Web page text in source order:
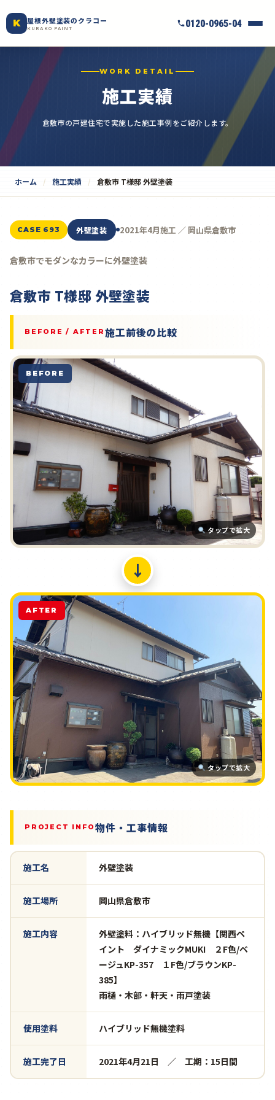
K 屋根外壁塗装のクラコー
KURAKO PAINT 0120-0965-04
WORK DETAIL
施工実績
倉敷市の戸建住宅で実施した施工事例をご紹介します。
ホーム 施工実績 倉敷市 T様邸 外壁塗装
CASE 693 外壁塗装 2021年4月施工 ／ 岡山県倉敷市
倉敷市でモダンなカラーに外壁塗装
倉敷市 T様邸 外壁塗装
BEFORE / AFTER 施工前後の比較
タップで拡大
BEFORE
↓
タップで拡大
AFTER
PROJECT INFO物件・工事情報
施工名 外壁塗装
施工場所 岡山県倉敷市
施工内容
外壁塗料：ハイブリッド無機【関西ペ
イント ダイナミックMUKI ２F色/ベ
ージュKP-357 １F色/ブラウンKP-
385】
雨樋・木部・軒天・雨戸塗装
使用塗料 ハイブリッド無機塗料
施工完了日 2021年4月21日 ／ 工期：15日間